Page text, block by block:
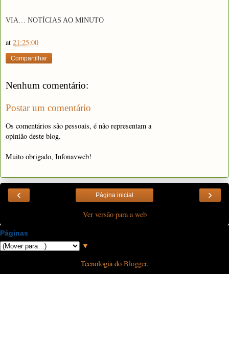
VIA… NOTÍCIAS AO MINUTO
at 21:25:00
Compartilhar
Nenhum comentário:
Postar um comentário
Os comentários são pessoais, é não representam a
opinião deste blog.
Muito obrigado, Infonavweb!
‹ ›
Página inicial
Ver versão para a web
Páginas
▼
Tecnologia do Blogger.